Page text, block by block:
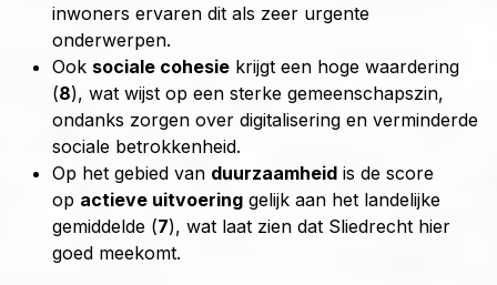
inwoners ervaren dit als zeer urgente
onderwerpen.
Ook sociale cohesie krijgt een hoge waardering
(8), wat wijst op een sterke gemeenschapszin,
ondanks zorgen over digitalisering en verminderde
sociale betrokkenheid.
Op het gebied van duurzaamheid is de score
op actieve uitvoering gelijk aan het landelijke
gemiddelde (7), wat laat zien dat Sliedrecht hier
goed meekomt.